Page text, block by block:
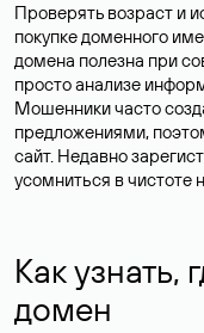
Проверять возраст и
покупке доменного
домена полезна при
просто анализе
Мошенники часто
предложениями,
сайт. Недавно
усомниться в
Как узнать,
домен